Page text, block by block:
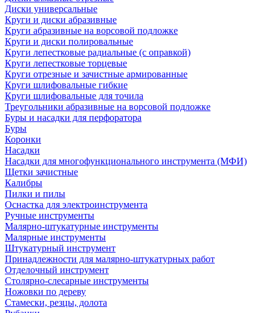
Диски универсальные
Круги и диски абразивные
Круги абразивные на ворсовой подложке
Круги и диски полировальные
Круги лепестковые радиальные (с оправкой)
Круги лепестковые торцевые
Круги отрезные и зачистные армированные
Круги шлифовальные гибкие
Круги шлифовальные для точила
Треугольники абразивные на ворсовой подложке
Буры и насадки для перфоратора
Буры
Коронки
Насадки
Насадки для многофункционального инструмента (МФИ)
Щетки зачистные
Калибры
Пилки и пилы
Оснастка для электроинструмента
Ручные инструменты
Малярно-штукатурные инструменты
Малярные инструменты
Штукатурный инструмент
Принадлежности для малярно-штукатурных работ
Отделочный инструмент
Столярно-слесарные инструменты
Ножовки по дереву
Стамески, резцы, долота